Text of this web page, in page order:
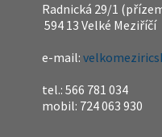
Radnická 29/1
594 13 Velké Meziříčí
e-mail:
tel.: 566 781 034
mobil: 724 063 930